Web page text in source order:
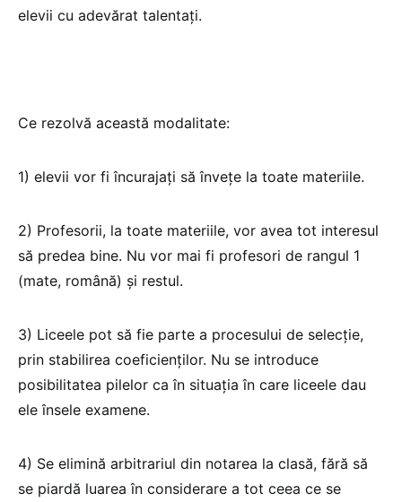
elevii cu adevărat talentați.
Ce rezolvă această modalitate:
1) elevii vor fi încurajați să învețe la toate materiile.
2) Profesorii, la toate materiile, vor avea tot interesul
să predea bine. Nu vor mai fi profesori de rangul 1
(mate, română) şi restul.
3) Liceele pot să fie parte a procesului de selecție,
prin stabilirea coeficienților. Nu se introduce
posibilitatea pilelor ca în situația în care liceele dau
ele însele examene.
4) Se elimină arbitrariul din notarea la clasă, fără să
se piardă luarea în considerare a tot ceea ce se